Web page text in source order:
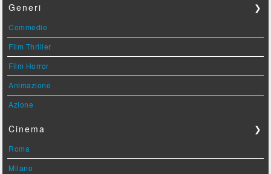
Generi ❯
Commedie
Film Thriller
Film Horror
Animazione
Azione
Cinema ❯
Roma
Milano